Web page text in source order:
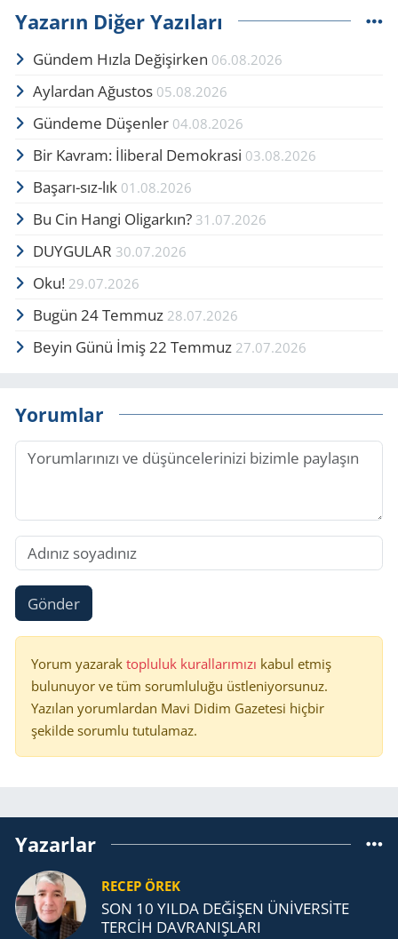
Yazarın Diğer Yazıları
Gündem Hızla Değişirken 06.08.2026
Aylardan Ağustos 05.08.2026
Gündeme Düşenler 04.08.2026
Bir Kavram: İliberal Demokrasi 03.08.2026
Başarı-sız-lık 01.08.2026
Bu Cin Hangi Oligarkın? 31.07.2026
DUYGULAR 30.07.2026
Oku! 29.07.2026
Bugün 24 Temmuz 28.07.2026
Beyin Günü İmiş 22 Temmuz 27.07.2026
Yorumlar
Gönder
Yorum yazarak topluluk kurallarımızı kabul etmiş
bulunuyor ve tüm sorumluluğu üstleniyorsunuz.
Yazılan yorumlardan Mavi Didim Gazetesi hiçbir
şekilde sorumlu tutulamaz.
Yazarlar
RECEP ÖREK
SON 10 YILDA DEĞİŞEN ÜNİVERSİTE
TERCİH DAVRANIŞLARI